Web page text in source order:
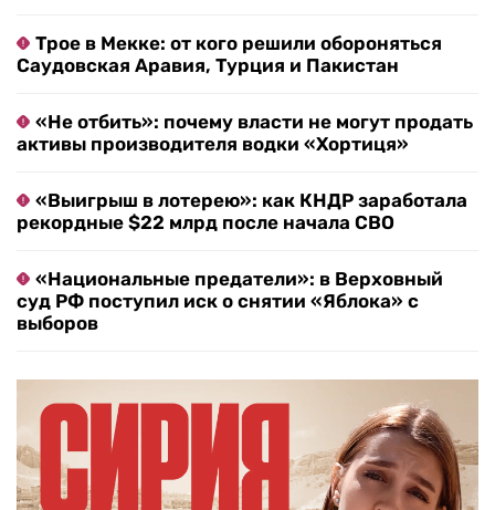
Трое в Мекке: от кого решили обороняться
Саудовская Аравия, Турция и Пакистан
«Не отбить»: почему власти не могут продать
активы производителя водки «Хортиця»
«Выигрыш в лотерею»: как КНДР заработала
рекордные $22 млрд после начала СВО
«Национальные предатели»: в Верховный
суд РФ поступил иск о снятии «Яблока» с
выборов